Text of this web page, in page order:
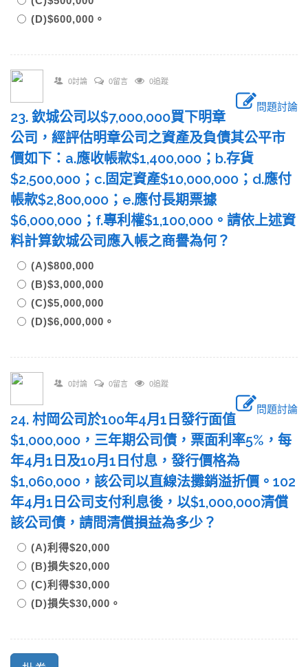
(D)$600,000。
0討論 0留言 0追蹤
問題討論
23. 欽城公司以$7,000,000買下明章
公司，經評估明章公司之資產及負債其公平市
價如下：a.應收帳款$1,400,000；b.存貨
$2,500,000；c.固定資產$10,000,000；d.應付
帳款$2,800,000；e.應付長期票據
$6,000,000；f.專利權$1,100,000。請依上述資
料計算欽城公司應入帳之商譽為何？
(A)$800,000
(B)$3,000,000
(C)$5,000,000
(D)$6,000,000。
0討論 0留言 0追蹤
問題討論
24. 村岡公司於100年4月1日發行面值
$1,000,000，三年期公司債，票面利率5%，每
年4月1日及10月1日付息，發行價格為
$1,060,000，該公司以直線法攤銷溢折價。102
年4月1日公司支付利息後，以$1,000,000清償
該公司債，請問清償損益為多少？
(A)利得$20,000
(B)損失$20,000
(C)利得$30,000
(D)損失$30,000。